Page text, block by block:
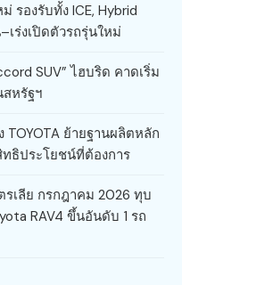
รองรับทั้ง ICE, Hybrid
ร่งเปิดตัวรถรุ่นใหม่
SUV” ไฮบริด คาดเริ่ม
หรัฐฯ
TOYOTA ย้ายฐานผลิตหลัก
ธิประโยชน์ที่ต้องการ
เลีย กรกฎาคม 2026 ทุบ
RAV4 ขึ้นอันดับ 1 รถ